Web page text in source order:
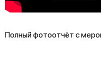
Полный фотоотчёт с